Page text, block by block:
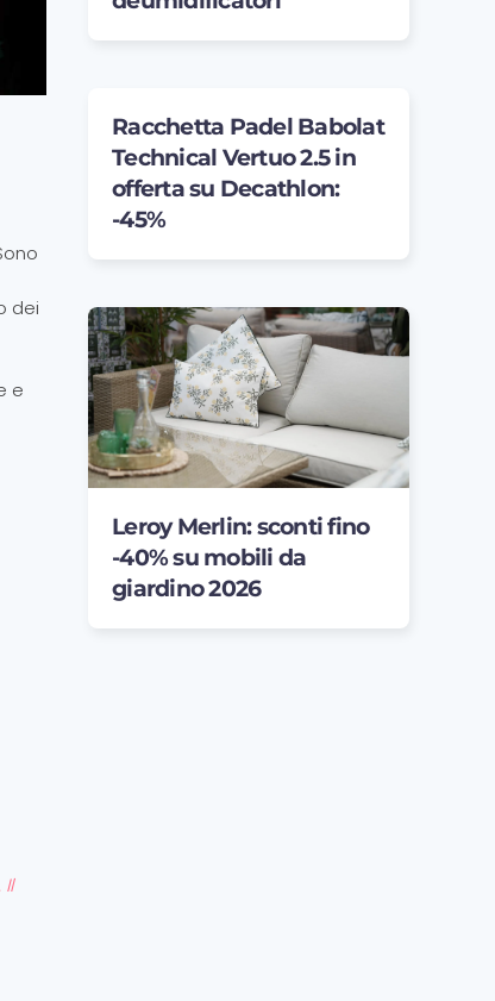
dei
e
Racchetta Padel Babolat
Technical Vertuo 2.5 in
offerta su Decathlon:
-45%
Leroy Merlin: sconti fino
-40% su mobili da
giardino 2026